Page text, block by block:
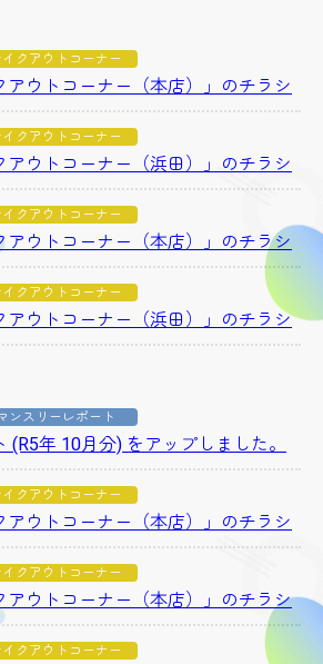
イクアウトコーナー
ウトコーナー（本店）」のチラシ
イクアウトコーナー
ウトコーナー（浜田）」のチラシ
イクアウトコーナー
ウトコーナー（本店）」のチラシ
イクアウトコーナー
ウトコーナー（浜田）」のチラシ
ンスリーレポート
(R5年 10月分) をアップしました。
イクアウトコーナー
ウトコーナー（本店）」のチラシ
イクアウトコーナー
ウトコーナー（本店）」のチラシ
イクアウトコーナー